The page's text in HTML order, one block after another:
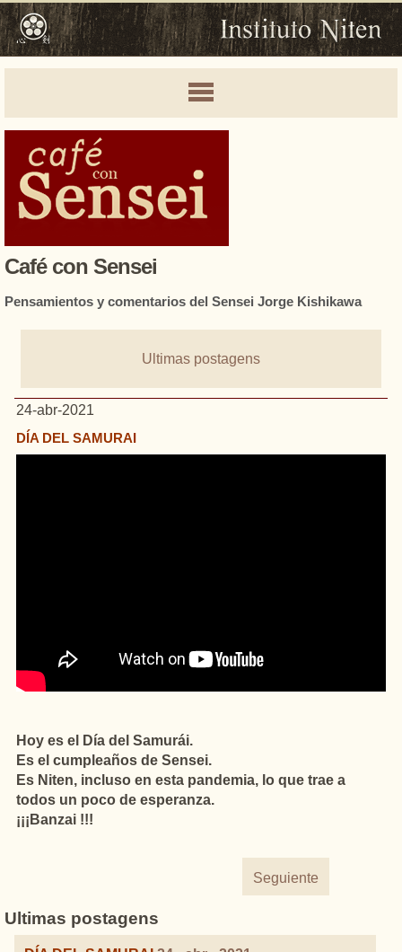
Café con Sensei
Pensamientos y comentarios del Sensei Jorge Kishikawa
Ultimas postagens
24-abr-2021
DÍA DEL SAMURAI
Hoy es el Día del Samurái.
Es el cumpleaños de Sensei.
Es Niten, incluso en esta pandemia, lo que trae a
todos un poco de esperanza.
¡¡¡Banzai !!!
Seguiente
Ultimas postagens